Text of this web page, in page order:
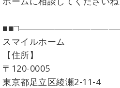
スマイルホーム
【住所】
〒120-0005
東京都足立区綾瀬2-11-4